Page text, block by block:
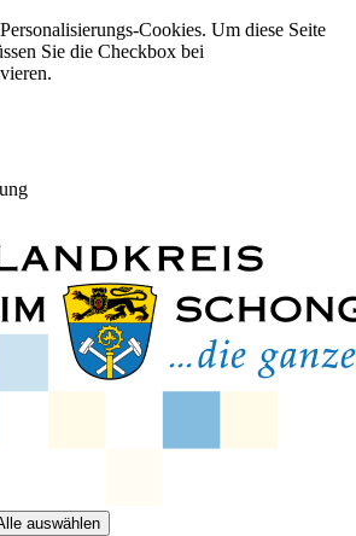
Cookies. Um diese Seite
Sie die Checkbox bei
auswählen